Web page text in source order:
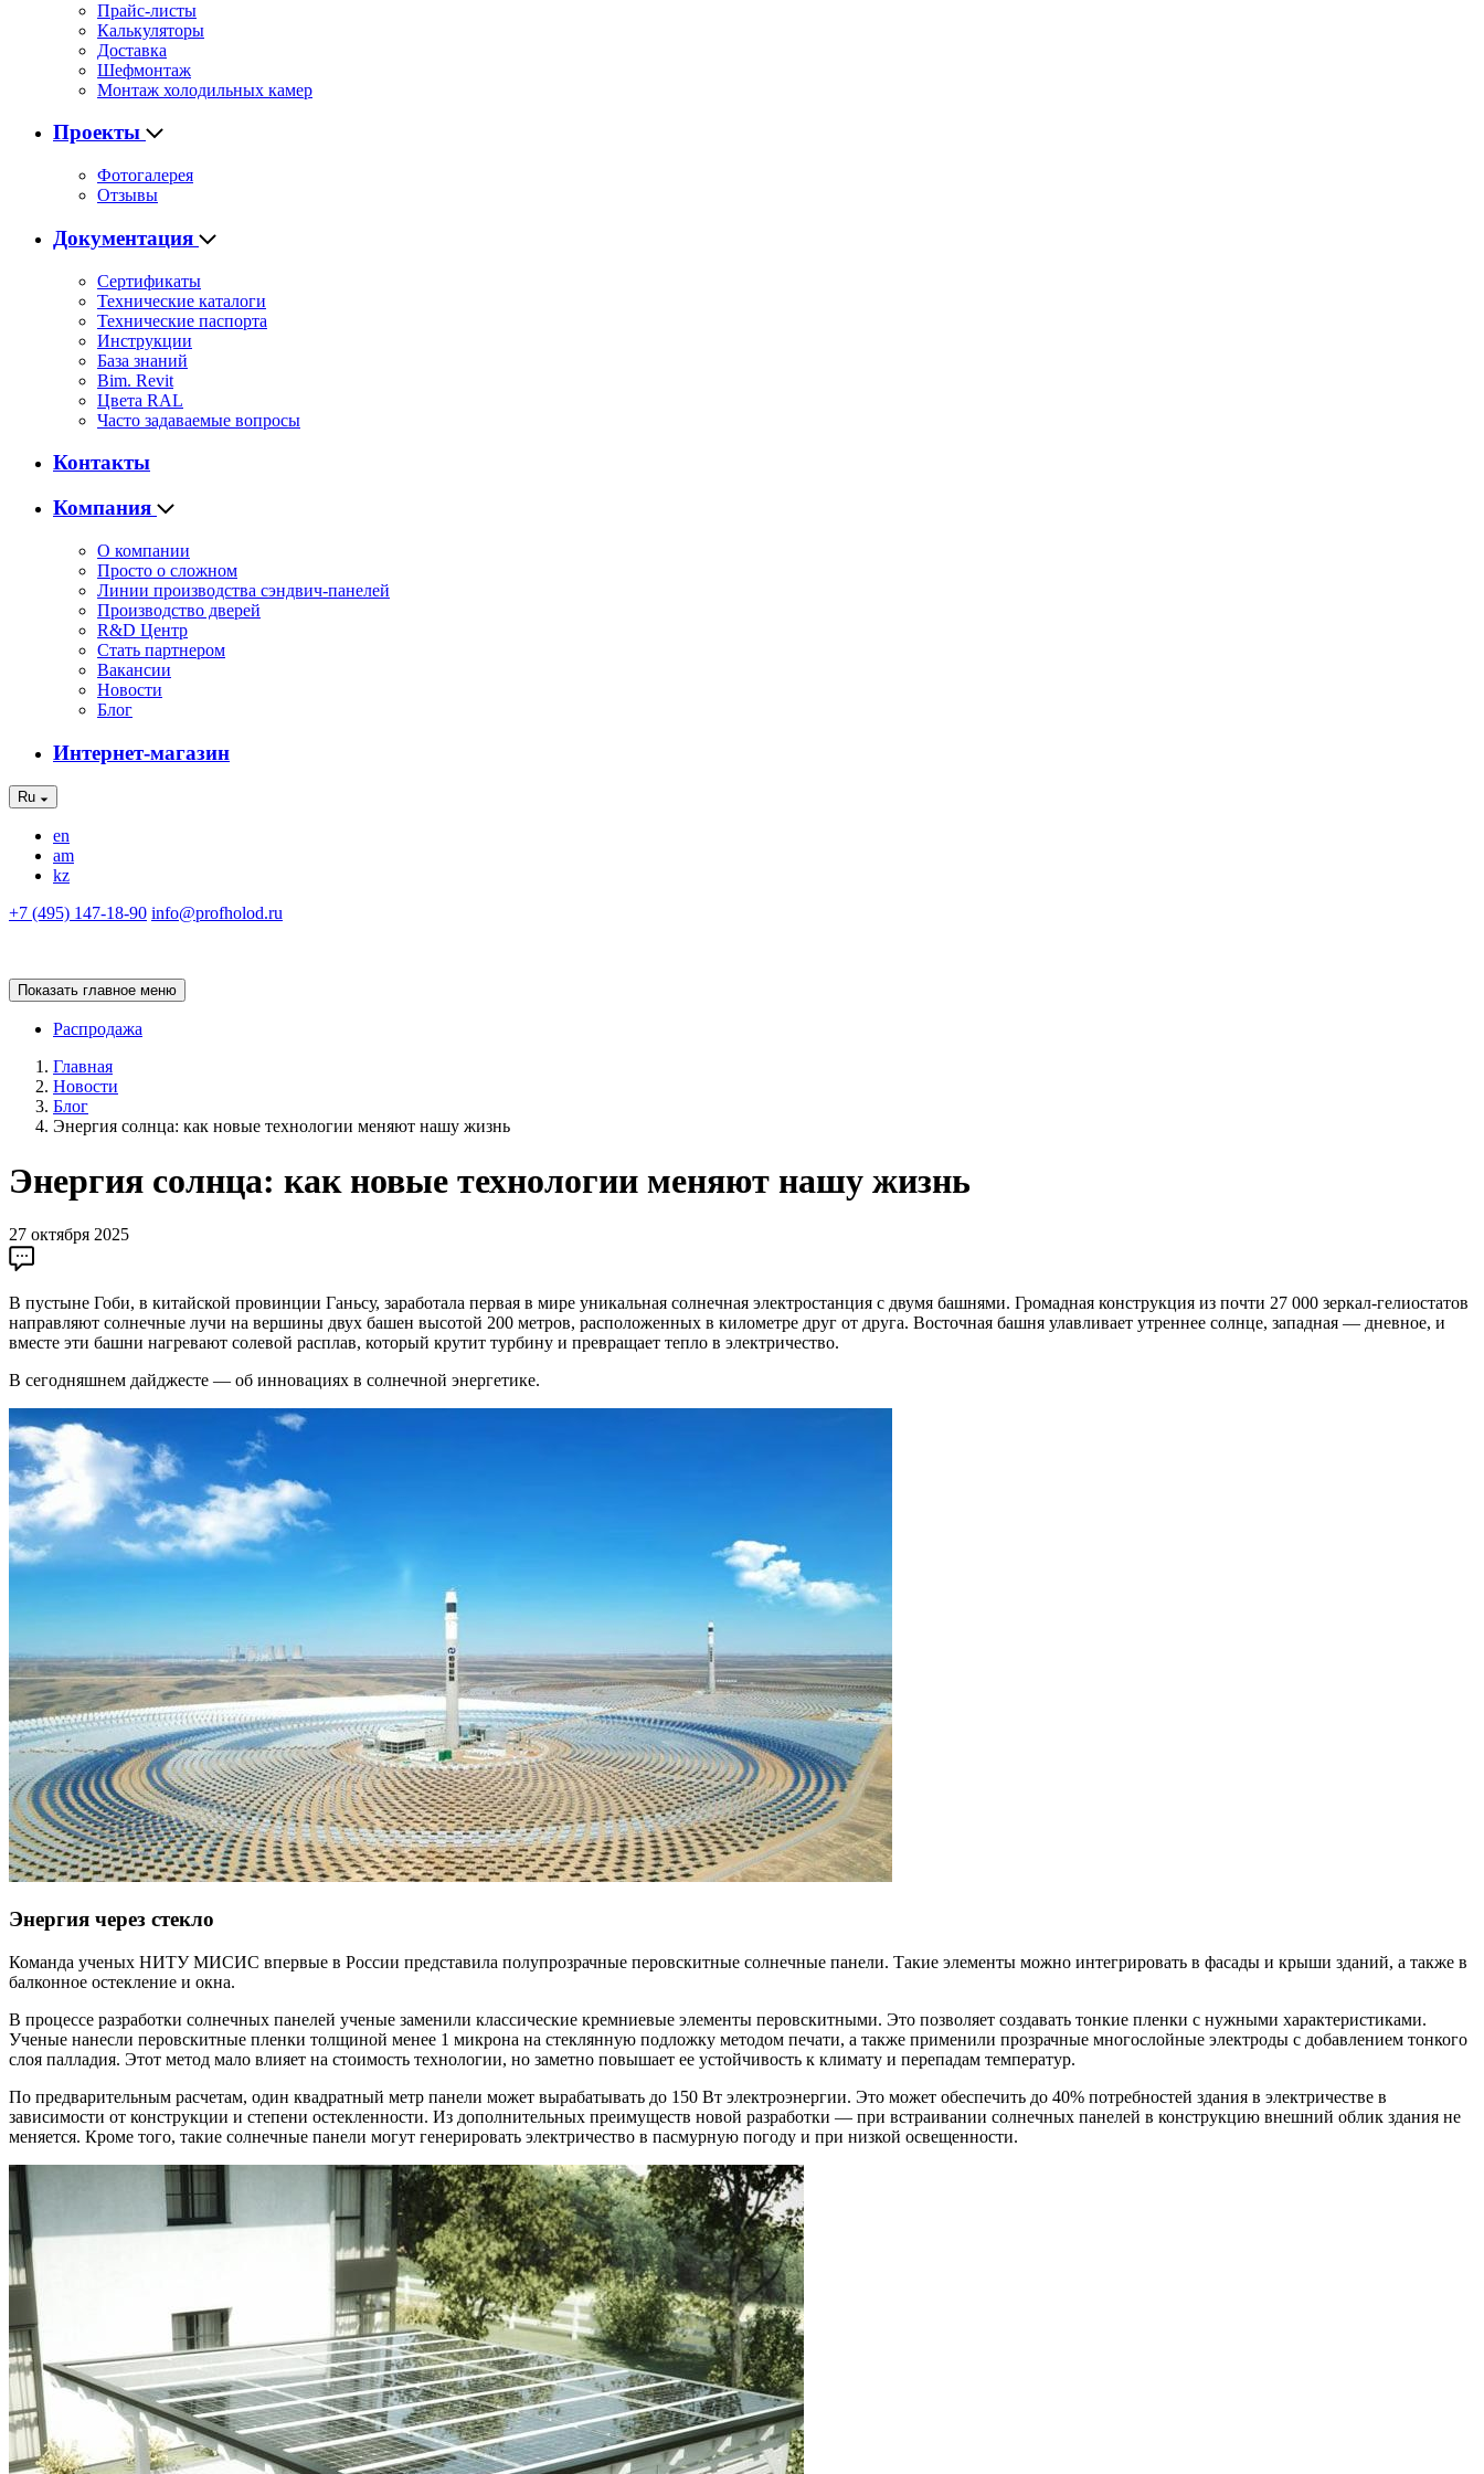
Прайс-листы
Калькуляторы
Доставка
Шефмонтаж
Монтаж холодильных камер
Проекты
Фотогалерея
Отзывы
Документация
Сертификаты
Технические каталоги
Технические паспорта
Инструкции
База знаний
Bim. Revit
Цвета RAL
Часто задаваемые вопросы
Контакты
Компания
О компании
Просто о сложном
Линии производства сэндвич-панелей
Производство дверей
R&D Центр
Стать партнером
Вакансии
Новости
Блог
Интернет-магазин
Ru
en
am
kz
+7 (495) 147-18-90 info@profholod.ru
Показать главное меню
Распродажа
Главная
Новости
Блог
Энергия солнца: как новые технологии меняют нашу жизнь
Энергия солнца: как новые технологии меняют нашу жизнь
27 октября 2025
В пустыне Гоби, в китайской провинции Ганьсу, заработала первая в мире уникальная солнечная электростанция с двумя башнями. Громадная конструкция из почти 27 000 зеркал-гелиостатов
направляют солнечные лучи на вершины двух башен высотой 200 метров, расположенных в километре друг от друга. Восточная башня улавливает утреннее солнце, западная — дневное, и
вместе эти башни нагревают солевой расплав, который крутит турбину и превращает тепло в электричество.
В сегодняшнем дайджесте — об инновациях в солнечной энергетике.
Энергия через стекло
Команда ученых НИТУ МИСИС впервые в России представила полупрозрачные перовскитные солнечные панели. Такие элементы можно интегрировать в фасады и крыши зданий, а также в
балконное остекление и окна.
В процессе разработки солнечных панелей ученые заменили классические кремниевые элементы перовскитными. Это позволяет создавать тонкие пленки с нужными характеристиками.
Ученые нанесли перовскитные пленки толщиной менее 1 микрона на стеклянную подложку методом печати, а также применили прозрачные многослойные электроды с добавлением тонкого
слоя палладия. Этот метод мало влияет на стоимость технологии, но заметно повышает ее устойчивость к климату и перепадам температур.
По предварительным расчетам, один квадратный метр панели может вырабатывать до 150 Вт электроэнергии. Это может обеспечить до 40% потребностей здания в электричестве в
зависимости от конструкции и степени остекленности. Из дополнительных преимуществ новой разработки — при встраивании солнечных панелей в конструкцию внешний облик здания не
меняется. Кроме того, такие солнечные панели могут генерировать электричество в пасмурную погоду и при низкой освещенности.